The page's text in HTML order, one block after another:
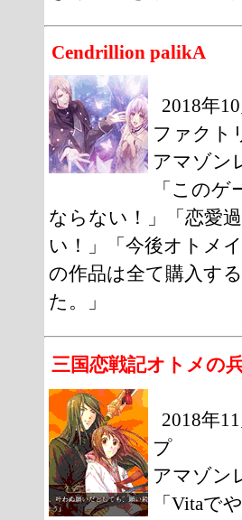
Cendrillion palikA
2018年
ファクト
アマゾン
「このゲ
ならない！」「恋愛
い！」「今後オトメ
の作品は全て購入す
た。」
三国恋戦記オトメの
2018年
プ
アマゾン
「Vitaで